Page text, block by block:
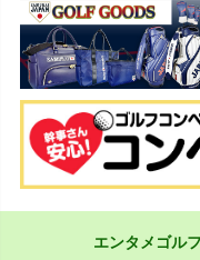
エンタメゴル